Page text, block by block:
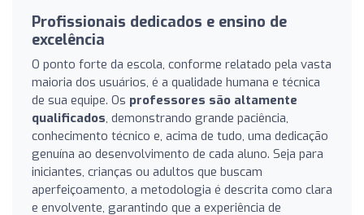
Profissionais dedicados e ensino de
excelência
O ponto forte da escola, conforme relatado pela vasta
maioria dos usuários, é a qualidade humana e técnica
de sua equipe. Os professores são altamente
qualificados, demonstrando grande paciência,
conhecimento técnico e, acima de tudo, uma dedicação
genuína ao desenvolvimento de cada aluno. Seja para
iniciantes, crianças ou adultos que buscam
aperfeiçoamento, a metodologia é descrita como clara
e envolvente, garantindo que a experiência de